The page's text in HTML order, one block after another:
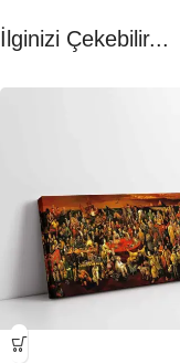
İlginizi Çekebilir...
-23%